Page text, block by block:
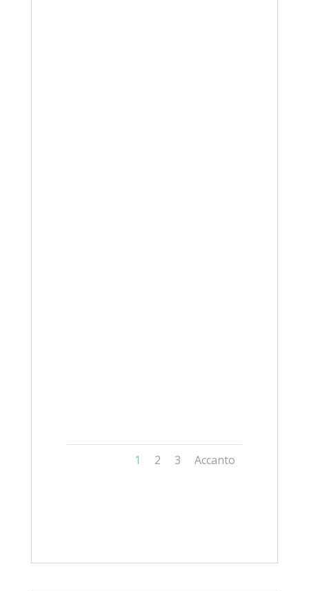
1 2 3 Accanto